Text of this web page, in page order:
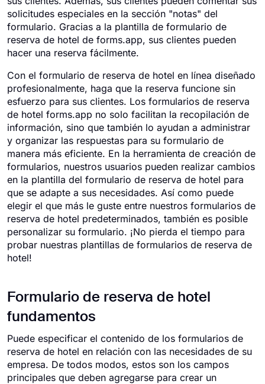
solicitudes especiales en la sección "notas" del
formulario. Gracias a la plantilla de formulario de
reserva de hotel de forms.app, sus clientes pueden
hacer una reserva fácilmente.
Con el formulario de reserva de hotel en línea diseñado
profesionalmente, haga que la reserva funcione sin
esfuerzo para sus clientes. Los formularios de reserva
de hotel forms.app no ​​solo facilitan la recopilación de
información, sino que también lo ayudan a administrar
y organizar las respuestas para su formulario de
manera más eficiente. En la herramienta de creación de
formularios, nuestros usuarios pueden realizar cambios
en la plantilla del formulario de reserva de hotel para
que se adapte a sus necesidades. Así como puede
elegir el que más le guste entre nuestros formularios de
reserva de hotel predeterminados, también es posible
personalizar su formulario. ¡No pierda el tiempo para
probar nuestras plantillas de formularios de reserva de
hotel!
Formulario de reserva de hotel
fundamentos
Puede especificar el contenido de los formularios de
reserva de hotel en relación con las necesidades de su
empresa. De todos modos, estos son los campos
principales que deben agregarse para crear un